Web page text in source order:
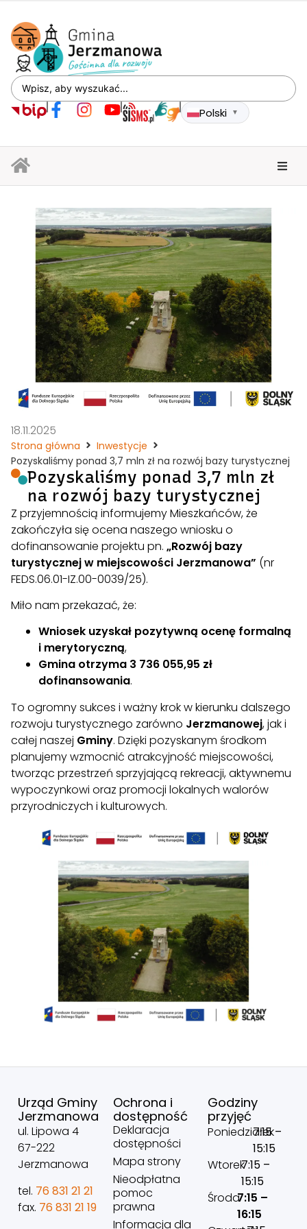
Polski ▼
18.11.2025
Strona główna
Inwestycje
Pozyskaliśmy ponad 3,7 mln zł na rozwój bazy turystycznej
Pozyskaliśmy ponad 3,7 mln zł
na rozwój bazy turystycznej
Z przyjemnością informujemy Mieszkańców, że
zakończyła się ocena naszego wniosku o
dofinansowanie projektu pn. „Rozwój bazy
turystycznej w miejscowości Jerzmanowa” (nr
FEDS.06.01-IZ.00-0039/25).
Miło nam przekazać, że:
Wniosek uzyskał pozytywną ocenę formalną
i merytoryczną,
Gmina otrzyma 3 736 055,95 zł
dofinansowania.
To ogromny sukces i ważny krok w kierunku dalszego
rozwoju turystycznego zarówno Jerzmanowej, jak i
całej naszej Gminy. Dzięki pozyskanym środkom
planujemy wzmocnić atrakcyjność miejscowości,
tworząc przestrzeń sprzyjającą rekreacji, aktywnemu
wypoczynkowi oraz promocji lokalnych walorów
przyrodniczych i kulturowych.
Urząd Gminy
Jerzmanowa
ul. Lipowa 4
67-222
Jerzmanowa
tel. 76 831 21 21
fax. 76 831 21 19
Ochrona i
dostępność
Deklaracja
dostępności
Mapa strony
Nieodpłatna
pomoc
prawna
Informacja dla
Godziny
przyjęć
Poniedziałek
7:15 –
15:15
Wtorek7:15 –
15:15
Środa7:15 –
16:15